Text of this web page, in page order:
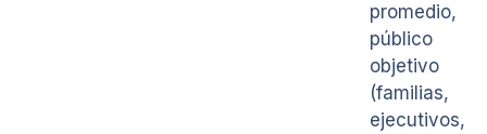
promedio,
público
objetivo
(familias,
ejecutivos,